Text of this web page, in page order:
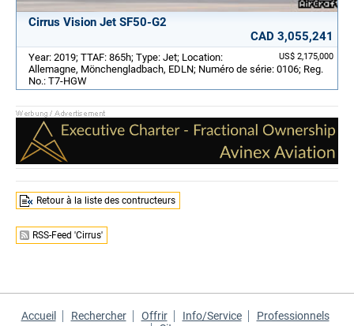
Cirrus Vision Jet SF50-G2
CAD 3,055,241
US$ 2,175,000
Year: 2019; TTAF: 865h; Type: Jet; Location:
Allemagne, Mönchengladbach, EDLN; Numéro de série: 0106; Reg.
No.: T7-HGW
Retour à la liste des contructeurs
RSS-Feed 'Cirrus'
Accueil Rechercher Offrir Info/Service
Professionnels